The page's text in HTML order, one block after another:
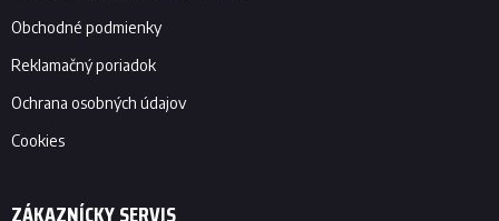
Obchodné podmienky
Reklamačný poriadok
Ochrana osobných údajov
Cookies